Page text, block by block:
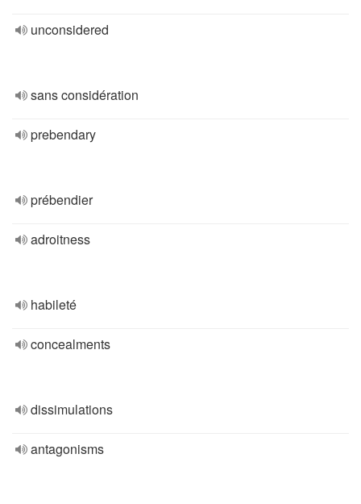
unconsidered
sans considération
prebendary
prébendier
adroitness
habileté
concealments
dissimulations
antagonisms